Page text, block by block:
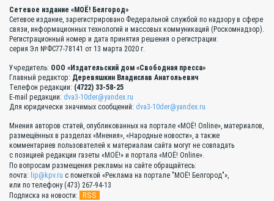
Сетевое издание «МОЁ! Белгород»
Сетевое издание, зарегистрировано Федеральной службой по надзору в сфере
связи, информационных технологий и массовых коммуникаций (Роскомнадзор).
Регистрационный номер и дата принятия решения о регистрации:
серия Эл №ФС77-78141 от 13 марта 2020 г.
Учредитель: ООО «Издательский дом «Свободная пресса»
Главный редактор: Деревяшкин Владислав Анатольевич
Телефон редакции: (4722) 33-58-25
E-mail редакции: dva3-10der@yandex.ru
Для юридически значимых сообщений: dva3-10der@yandex.ru
Мнения авторов статей, опубликованных на портале «МОЁ! Online», материалов,
размещённых в разделах «Мнения», «Народные новости», а также
комментариев пользователей к материалам сайта могут не совпадать
с позицией редакции газеты «МОЁ!» и портала «МОЁ! Online».
По вопросам размещения рекламы на сайте обращайтесь:
почта: lip@kpv.ru с пометкой «Реклама на портале "МОЁ! Белгород"»,
или по телефону (473) 267-94-13
Подписка на новости:
RSS